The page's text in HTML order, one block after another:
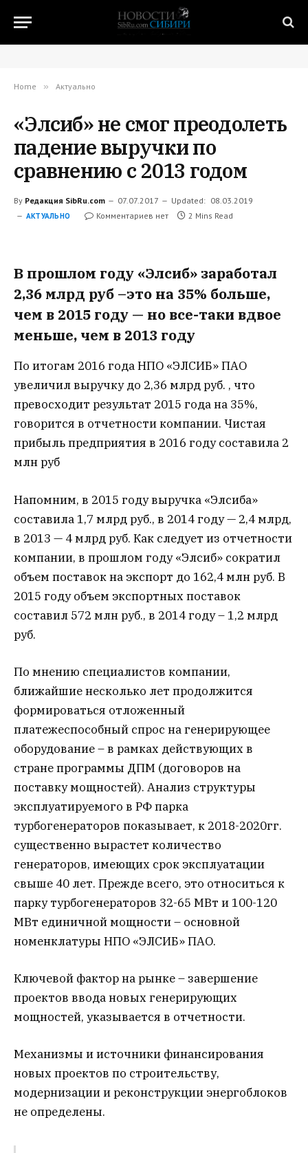
Home » Актуально
«Элсиб» не смог преодолеть
падение выручки по
сравнению с 2013 годом
By Редакция SibRu.com 07.07.2017 Updated: 08.03.2019
АКТУАЛЬНО Комментариев нет 2 Mins Read
В прошлом году «Элсиб» заработал
2,36 млрд руб –это на 35% больше,
чем в 2015 году — но все-таки вдвое
меньше, чем в 2013 году
По итогам 2016 года НПО «ЭЛСИБ» ПАО
увеличил выручку до 2,36 млрд руб. , что
превосходит результат 2015 года на 35%,
говорится в отчетности компании. Чистая
прибыль предприятия в 2016 году составила 2
млн руб
Напомним, в 2015 году выручка «Элсиба»
составила 1,7 млрд руб., в 2014 году — 2,4 млрд,
в 2013 — 4 млрд руб. Как следует из отчетности
компании, в прошлом году «Элсиб» сократил
объем поставок на экспорт до 162,4 млн руб. В
2015 году объем экспортных поставок
составил 572 млн руб., в 2014 году – 1,2 млрд
руб.
По мнению специалистов компании,
ближайшие несколько лет продолжится
формироваться отложенный
платежеспособный спрос на генерирующее
оборудование – в рамках действующих в
стране программы ДПМ (договоров на
поставку мощностей). Анализ структуры
эксплуатируемого в РФ парка
турбогенераторов показывает, к 2018-2020гг.
существенно вырастет количество
генераторов, имеющих срок эксплуатации
свыше 40 лет. Прежде всего, это относиться к
парку турбогенераторов 32-65 МВт и 100-120
МВт единичной мощности – основной
номенклатуры НПО «ЭЛСИБ» ПАО.
Ключевой фактор на рынке – завершение
проектов ввода новых генерирующих
мощностей, указывается в отчетности.
Механизмы и источники финансирования
новых проектов по строительству,
модернизации и реконструкции энергоблоков
не определены.